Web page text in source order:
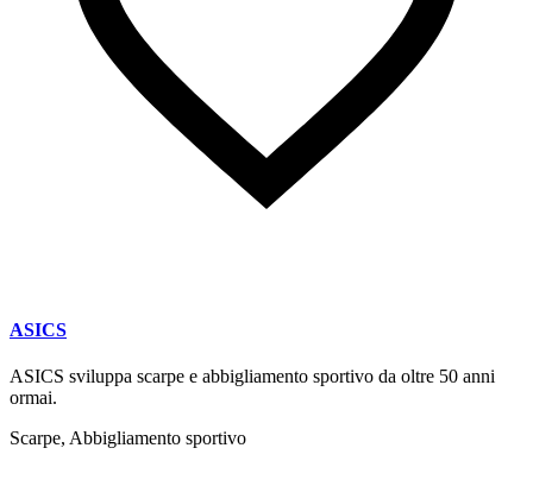
ASICS
ASICS sviluppa scarpe e abbigliamento sportivo da oltre 50 anni
ormai.
Scarpe, Abbigliamento sportivo